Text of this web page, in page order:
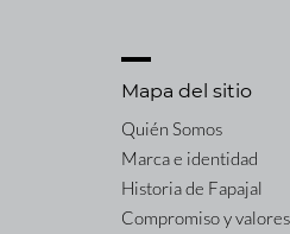
Mapa del sitio
Quién Somos
Marca e identidad
Historia de Fapajal
Compromiso y valores